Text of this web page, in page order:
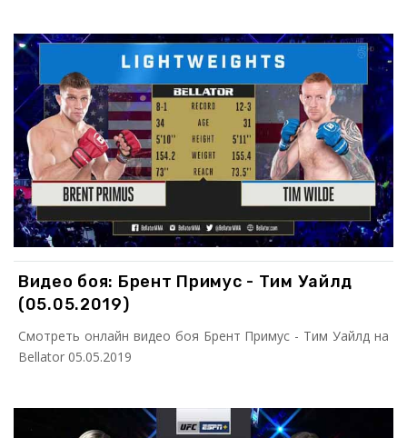
Видео боя: Брент Примус - Тим Уайлд
(05.05.2019)
Смотреть онлайн видео боя Брент Примус - Тим Уайлд на
Bellator 05.05.2019